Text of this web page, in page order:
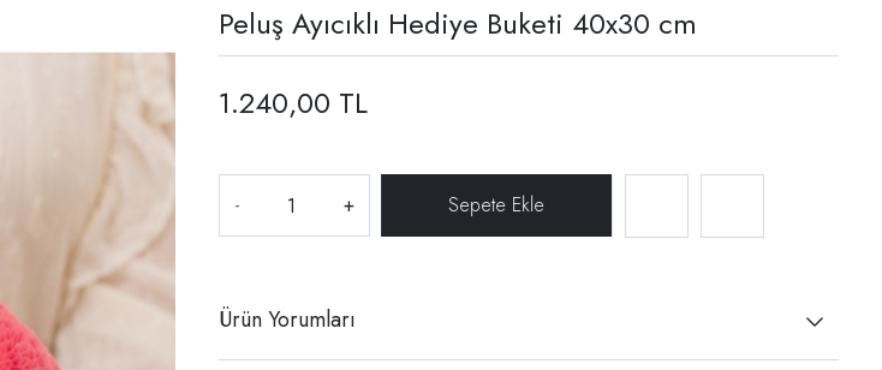
Peluş Ayıcıklı Hediye Buketi 40x30 cm
1.240,00 TL
- +
Ürün Yorumları